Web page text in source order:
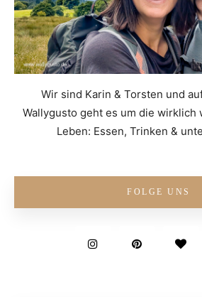
Wir sind Karin & Torsten und
Wallygusto geht es um die wirklich
Leben: Essen, Trinken &
FOLGE UNS